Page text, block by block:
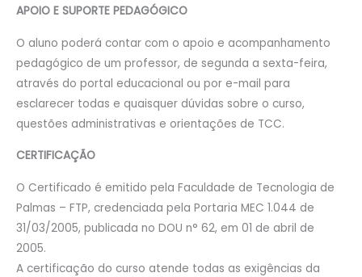
APOIO E SUPORTE PEDAGÓGICO
O aluno poderá contar com o apoio e acompanhamento
pedagógico de um professor, de segunda a sexta-feira,
através do portal educacional ou por e-mail para
esclarecer todas e quaisquer dúvidas sobre o curso,
questões administrativas e orientações de TCC.
CERTIFICAÇÃO
O Certificado é emitido pela Faculdade de Tecnologia de
Palmas – FTP, credenciada pela Portaria MEC 1.044 de
31/03/2005, publicada no DOU n° 62, em 01 de abril de
2005.
A certificação do curso atende todas as exigências da